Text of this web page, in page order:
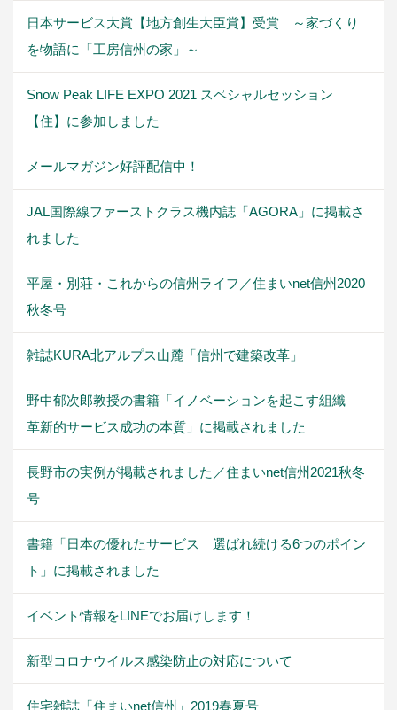
日本サービス大賞【地方創生大臣賞】受賞 ～家づくり
を物語に「工房信州の家」～
Snow Peak LIFE EXPO 2021 スペシャルセッション
【住】に参加しました
メールマガジン好評配信中！
JAL国際線ファーストクラス機内誌「AGORA」に掲載さ
れました
平屋・別荘・これからの信州ライフ／住まいnet信州2020
秋冬号
雑誌KURA北アルプス山麓「信州で建築改革」
野中郁次郎教授の書籍「イノベーションを起こす組織
革新的サービス成功の本質」に掲載されました
長野市の実例が掲載されました／住まいnet信州2021秋冬
号
書籍「日本の優れたサービス 選ばれ続ける6つのポイン
ト」に掲載されました
イベント情報をLINEでお届けします！
新型コロナウイルス感染防止の対応について
住宅雑誌「住まいnet信州」2019春夏号